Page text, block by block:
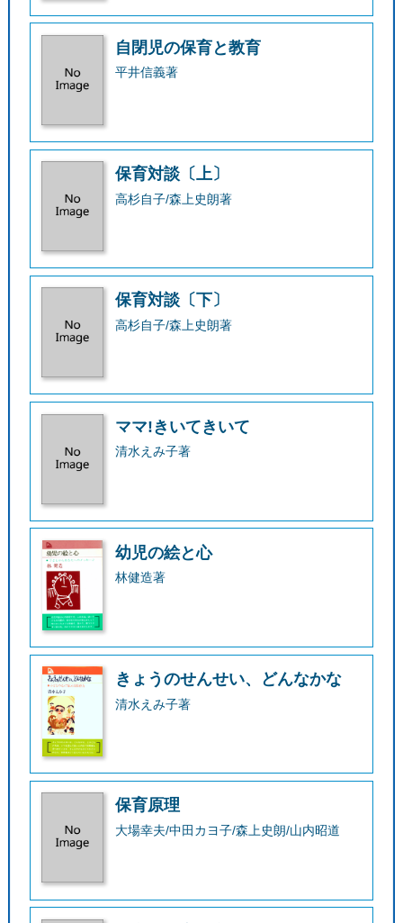
自閉児の保育と教育
平井信義著
保育対談〔上〕
高杉自子/森上史朗著
保育対談〔下〕
高杉自子/森上史朗著
ママ!きいてきいて
清水えみ子著
幼児の絵と心
林健造著
きょうのせんせい、どんなかな
清水えみ子著
保育原理
大場幸夫/中田カヨ子/森上史朗/山内昭道